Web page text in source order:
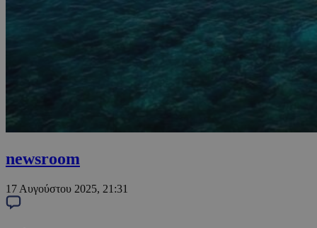
newsroom
17 Αυγούστου 2025, 21:31